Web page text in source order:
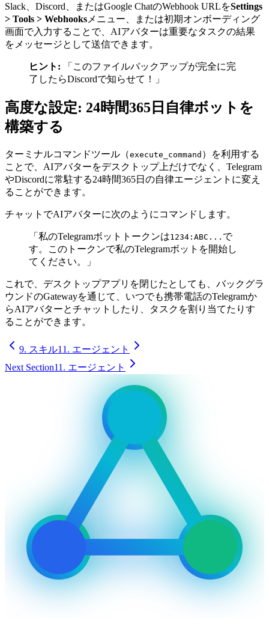
Slack、Discord、またはGoogle ChatのWebhook URLをSettings
> Tools > Webhooks メニュー、または初期オンボーディング
画面で入力することで、AIアバターは重要なタスクの結果
をメッセージとして送信できます。
ヒント: 「このファイルバックアップが完全に完
了したらDiscordで知らせて！」
高度な設定: 24時間365日自律ボットを
構築する
ターミナルコマンドツール（execute_command ）を利用する
ことで、AIアバターをデスクトップ上だけでなく、Telegram
やDiscordに常駐する24時間365日の自律エージェントに変え
ることができます。
チャットでAIアバターに次のようにコマンドします。
「私のTelegramボットトークンは1234:ABC... で
す。このトークンで私のTelegramボットを開始し
てください。」
これで、デスクトップアプリを閉じたとしても、バックグラ
ウンドのGatewayを通じて、いつでも携帯電話のTelegramか
らAIアバターとチャットしたり、タスクを割り当てたりす
ることができます。
9. スキル11. エージェント
Next Section11. エージェント